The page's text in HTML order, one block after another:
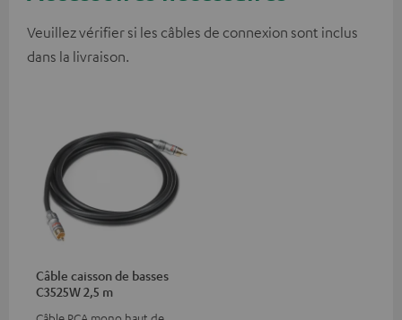
Veuillez vérifier si les câbles de connexion sont inclus
dans la livraison.
Câble caisson de basses
C3525W 2,5 m